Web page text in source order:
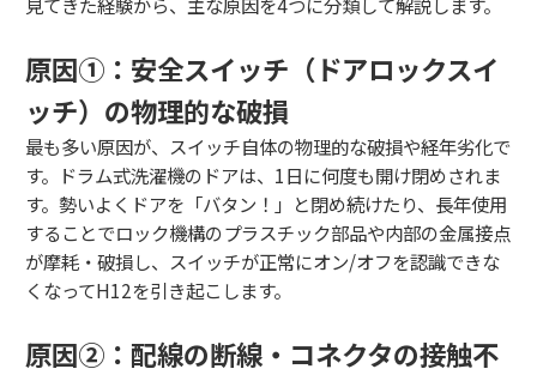
原因①：安全スイッチ（ドアロックスイ
ッチ）の物理的な破損
最も多い原因が、スイッチ自体の物理的な破損や経年劣化で
す。ドラム式洗濯機のドアは、1日に何度も開け閉めされま
す。勢いよくドアを「バタン！」と閉め続けたり、長年使用
することでロック機構のプラスチック部品や内部の金属接点
が摩耗・破損し、スイッチが正常にオン/オフを認識できな
くなってH12を引き起こします。
原因②：配線の断線・コネクタの接触不